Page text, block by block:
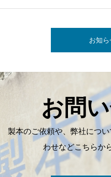
お知
お問
製本のご依頼や、弊社につ
わせなどこちらか